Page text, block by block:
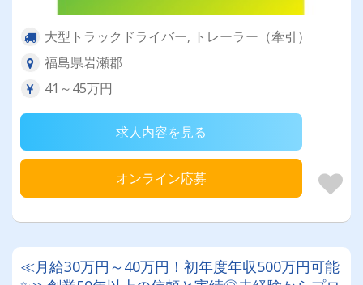
大型トラックドライバー, トレーラー（牽引）
福島県岩瀬郡
41～45万円
求人内容を見る
オンライン応募
≪月給30万円～40万円！初年度年収500万円可能